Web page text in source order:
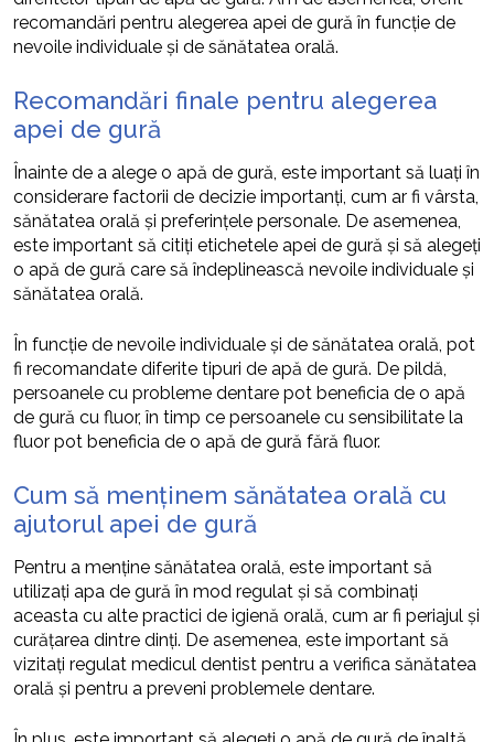
recomandări pentru alegerea apei de gură în funcție de
nevoile individuale și de sănătatea orală.
Recomandări finale pentru alegerea
apei de gură
Înainte de a alege o apă de gură, este important să luați în
considerare factorii de decizie importanți, cum ar fi vârsta,
sănătatea orală și preferințele personale. De asemenea,
este important să citiți etichetele apei de gură și să alegeți
o apă de gură care să îndeplinească nevoile individuale și
sănătatea orală.
În funcție de nevoile individuale și de sănătatea orală, pot
fi recomandate diferite tipuri de apă de gură. De pildă,
persoanele cu probleme dentare pot beneficia de o apă
de gură cu fluor, în timp ce persoanele cu sensibilitate la
fluor pot beneficia de o apă de gură fără fluor.
Cum să menținem sănătatea orală cu
ajutorul apei de gură
Pentru a menține sănătatea orală, este important să
utilizați apa de gură în mod regulat și să combinați
aceasta cu alte practici de igienă orală, cum ar fi periajul și
curățarea dintre dinți. De asemenea, este important să
vizitați regulat medicul dentist pentru a verifica sănătatea
orală și pentru a preveni problemele dentare.